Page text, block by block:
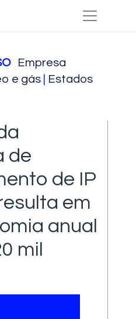
Empresa
e gás
Estados
de
de IP
em
anual
mil